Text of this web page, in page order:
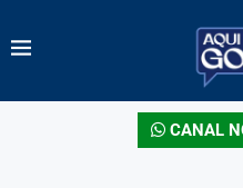
CANAL